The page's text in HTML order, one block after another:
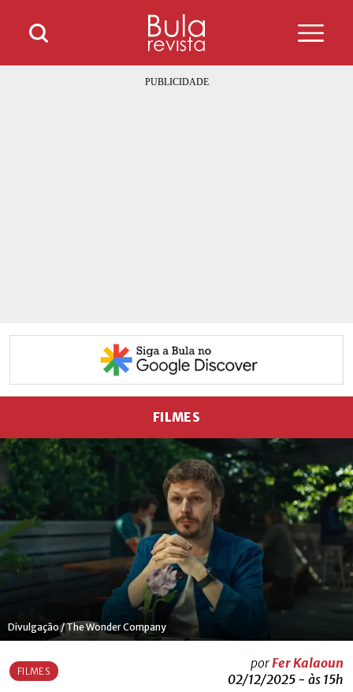
FILMES
Divulgação / The Wonder Company
FILMES
porFer Kalaoun
02/12/2025 - às 15h